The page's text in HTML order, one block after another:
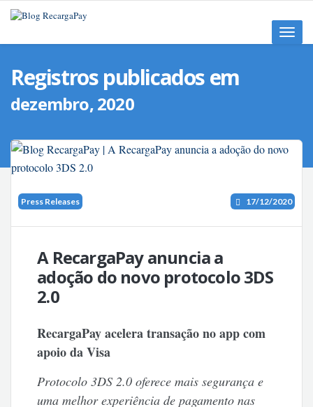
Toggle
Registros publicados em
dezembro, 2020
Press Releases 17/12/2020
A RecargaPay anuncia a
adoção do novo protocolo 3DS
2.0
RecargaPay acelera transação no app com
apoio da Visa
Protocolo 3DS 2.0 oferece mais segurança e
uma melhor experiência de pagamento nas